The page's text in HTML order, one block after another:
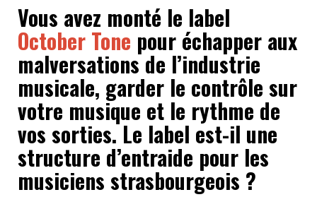
Vous avez monté le label
October Tone pour échapper aux
malversations de l’industrie
musicale, garder le contrôle sur
votre musique et le rythme de
vos sorties. Le label est-il une
structure d’entraide pour les
musiciens strasbourgeois ?